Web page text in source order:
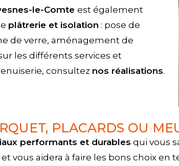
le-Comte est également
plâtrerie et isolation : pose de
de verre, aménagement de
les différents services et
consultez nos réalisations.
PLACARDS OU
performants et durables qui vous
vous aidera à faire les bons choix en